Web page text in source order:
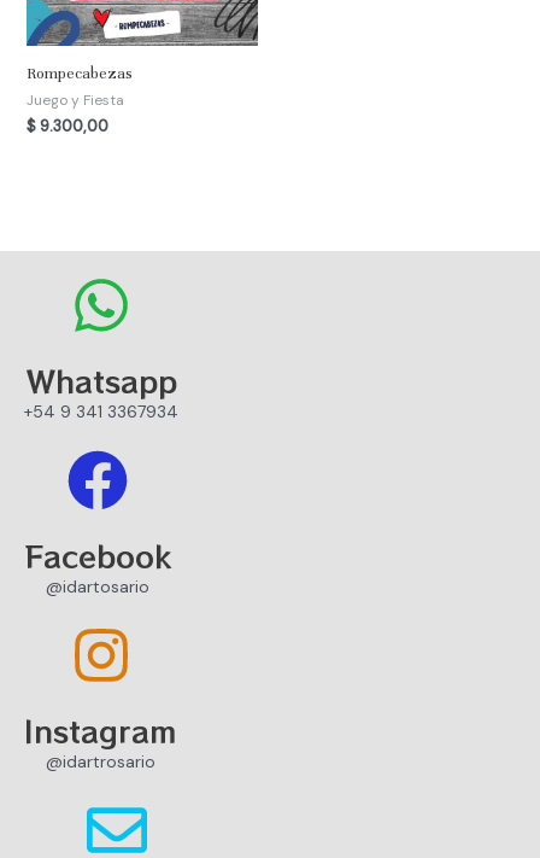
Rompecabezas
Juego y Fiesta
$9.300,00
Whatsapp
+54 9 341 3367934
Facebook
@idartosario
Instagram
@idartrosario